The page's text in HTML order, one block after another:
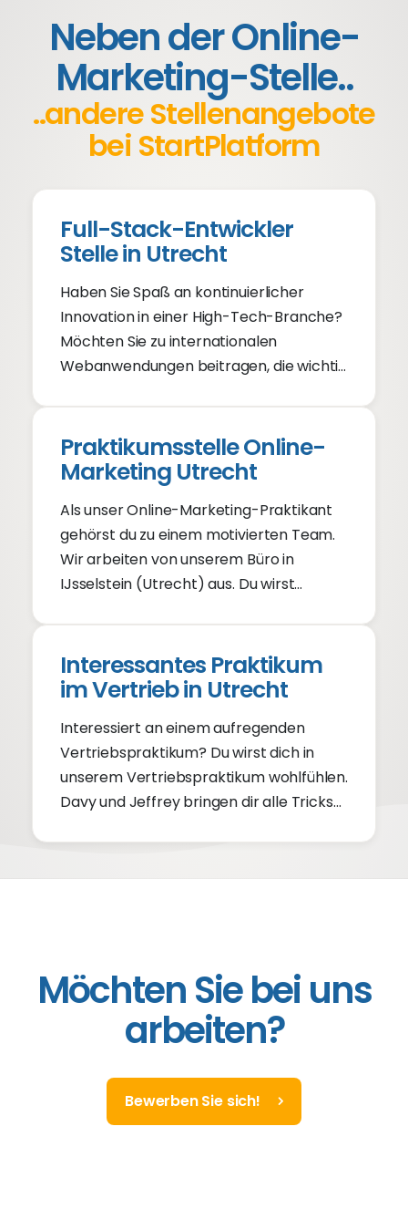
Neben der Online-
Marketing-Stelle..
..andere Stellenangebote
bei StartPlatform
Full-Stack-Entwickler
Stelle in Utrecht
Haben Sie Spaß an kontinuierlicher
Innovation in einer High-Tech-Branche?
Möchten Sie zu internationalen
Webanwendungen beitragen, die wichtig
könnte Ihre Hilfe als Senior Entwickler
gut gebrauchen.
Praktikumsstelle Online-
Marketing Utrecht
Als unser Online-Marketing-Praktikant
gehörst du zu einem motivierten Team.
Wir arbeiten von unserem Büro in
IJsselstein (Utrecht) aus. Du wirst
Marketing, Linkbuilding, SEO und SEA? Du
lernst alles.
Interessantes Praktikum
im Vertrieb in Utrecht
Interessiert an einem aufregenden
Vertriebspraktikum? Du wirst dich in
unserem Vertriebspraktikum wohlfühlen.
Davy und Jeffrey bringen dir alle Tricks
dich auf unsere Vertriebspraktikum-
Möchten Sie bei uns
arbeiten?
Bewerben Sie sich!